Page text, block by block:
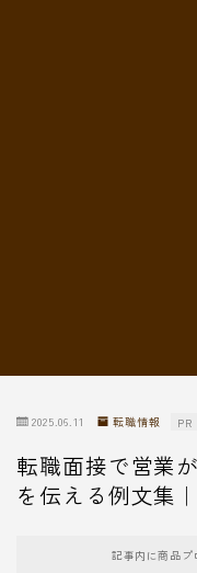
2025.06.11 転職情報 PR
転職面接で営業
を伝える例文集
記事内に商品プ